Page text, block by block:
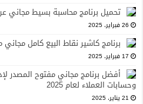
تحميل برنامج محاسبة بسيط مجاني
26 فبراير، 2025
برنامج كاشير نقاط البيع كامل
17 فبراير، 2025
أفضل برنامج مجاني مفتوح المصدر
وحسابات العملاء لعام 2025
21 يناير، 2025